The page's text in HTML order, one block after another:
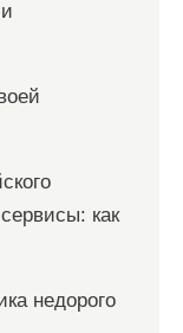
как
недорого